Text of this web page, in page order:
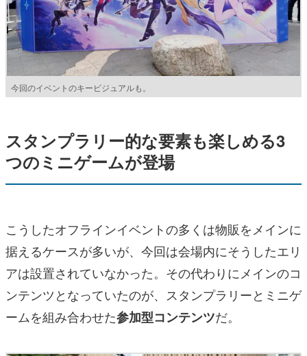
今回のイベントのキービジュアルも。
スタンプラリー的な要素も楽しめる3
つのミニゲームが登場
こうしたオフラインイベントの多くは物販をメインに
据えるケースが多いが、今回は会場内にそうしたエリ
アは設置されていなかった。その代わりにメインのコ
ンテンツとなっていたのが、スタンプラリーとミニゲ
ームを組み合わせた参加型コンテンツだ。